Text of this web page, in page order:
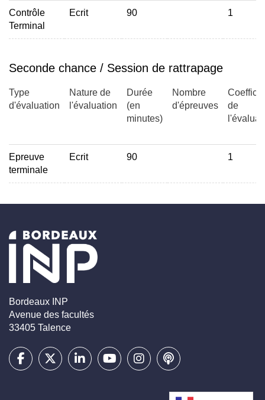
Contrôle
Terminal
Ecrit 90 1
Seconde chance / Session de rattrapage
Type
d'évaluation
Nature de
l'évaluation
Durée
(en
minutes)
Nombre
d'épreuves
de
Epreuve
terminale
Ecrit 90 1
Bordeaux INP
Avenue des facultés
33405 Talence